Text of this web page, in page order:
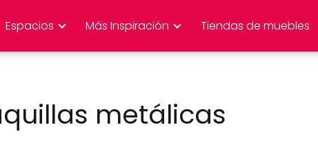
Espacios Más Inspiración Tiendas de muebles
metálicas